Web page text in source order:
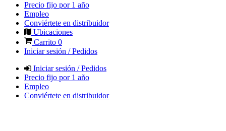
Precio fijo por 1 año
Empleo
Conviértete en distribuidor
Ubicaciones
Carrito 0
Iniciar sesión / Pedidos
Iniciar sesión / Pedidos
Precio fijo por 1 año
Empleo
Conviértete en distribuidor